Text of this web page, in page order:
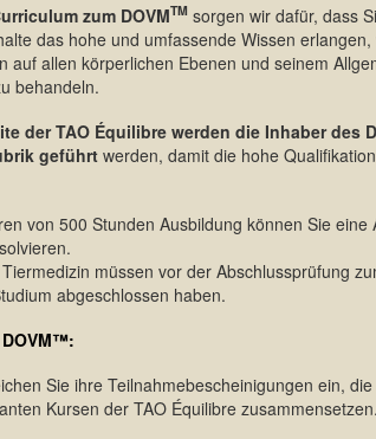
zum DOVMTM sorgen wir dafür, dass
das hohe und umfassende Wissen
auf allen körperlichen Ebenen und seinem
behandeln.
der TAO Équilibre werden die Inhaber des
geführtwerden, damit die hohe
von 500 Stunden Ausbildung können Sie eine
müssen vor der Abschlussprüfung
abgeschlossen haben.
Sie ihre Teilnahmebescheinigungen ein,
Kursen der TAO Équilibre zusammensetzen.